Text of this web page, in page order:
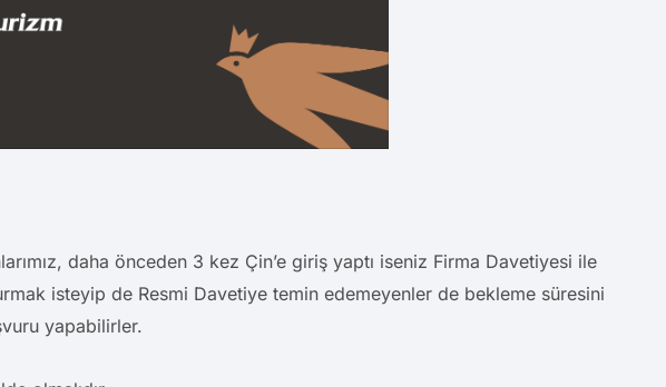
daha önceden 3 kez Çin’e giriş yaptı iseniz Firma Davetiyesi ile
isteyip de Resmi Davetiye temin edemeyenler de bekleme süresini
yapabilirler.